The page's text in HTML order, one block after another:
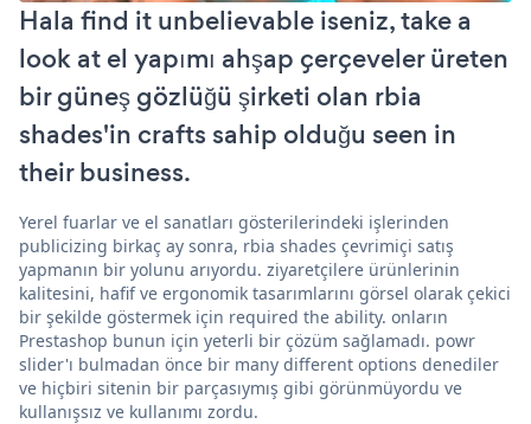
Hala find it unbelievable iseniz, take a
look at el yapımı ahşap çerçeveler üreten
bir güneş gözlüğü şirketi olan rbia
shades'in crafts sahip olduğu seen in
their business.
Yerel fuarlar ve el sanatları gösterilerindeki işlerinden
publicizing birkaç ay sonra, rbia shades çevrimiçi satış
yapmanın bir yolunu arıyordu. ziyaretçilere ürünlerinin
kalitesini, hafif ve ergonomik tasarımlarını görsel olarak çekici
bir şekilde göstermek için required the ability. onların
Prestashop bunun için yeterli bir çözüm sağlamadı. powr
slider'ı bulmadan önce bir many different options denediler
ve hiçbiri sitenin bir parçasıymış gibi görünmüyordu ve
kullanışsız ve kullanımı zordu.